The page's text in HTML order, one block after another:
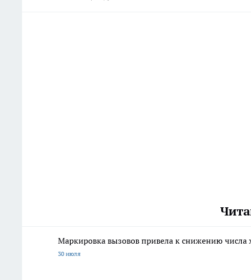
Маркировка вызовов привела к снижению числа
30 июля